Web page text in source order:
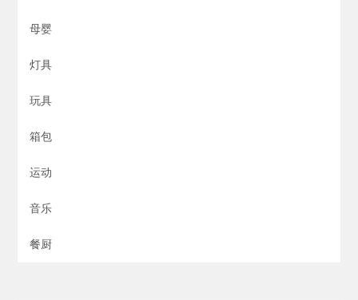
母婴
灯具
玩具
箱包
运动
音乐
餐厨